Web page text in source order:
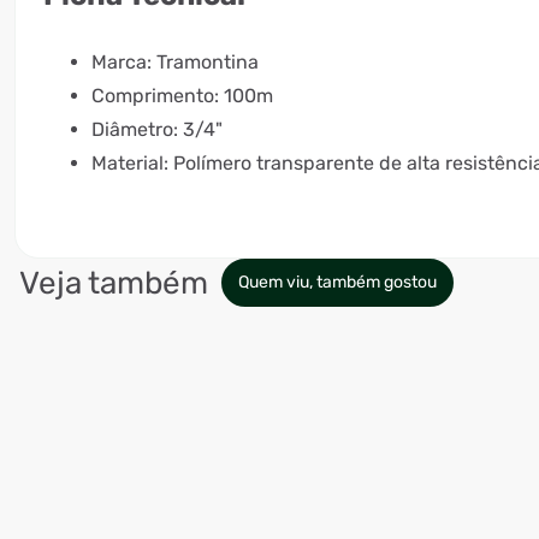
Marca: Tramontina
Comprimento: 100m
Diâmetro: 3/4"
Material: Polímero transparente de alta
Veja também Quem viu, também gostou